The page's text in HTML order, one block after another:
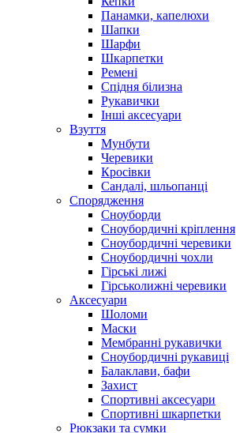
Панамки, капелюхи
Шапки
Шарфи
Шкарпетки
Ремені
Спідня білизна
Рукавички
Інші аксесуари
Взуття
Мунбути
Черевики
Кросівки
Сандалі, шльопанці
Спорядження
Сноуборди
Сноубордичні кріплення
Сноубордичні черевики
Сноубордичні чохли
Гірські лижі
Гірськолижні черевики
Аксесуари
Шоломи
Маски
Мембранні рукавички
Сноубордичні рукавиці
Балаклави, бафи
Захист
Спортивні аксесуари
Спортивні шкарпетки
Рюкзаки та сумки